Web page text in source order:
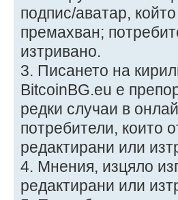
подпис/аватар,
премахван;
изтривано.
3. Писането на
BitcoinBG.eu е
редки случаи в
потребители, които
редактирани или
4. Мнения, изцяло
редактирани или